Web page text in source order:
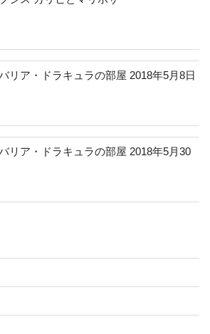
リア・ドラキュラの部屋 2018年5月8日
リア・ドラキュラの部屋 2018年5月30